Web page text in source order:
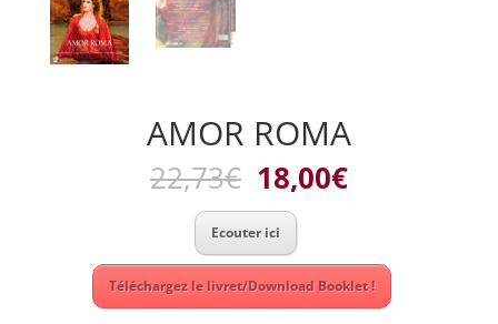
AMOR ROMA
22,73€ Le
prix
initial
était :
22,73€.
18,00€Le
prix
18,00€.
Ecouter ici
Téléchargez le livret/Download Booklet !